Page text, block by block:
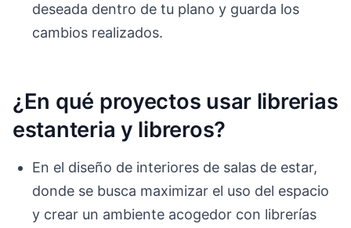
deseada dentro de tu plano y guarda los
cambios realizados.
¿En qué proyectos usar librerias
estanteria y libreros?
En el diseño de interiores de salas de estar,
donde se busca maximizar el uso del espacio
y crear un ambiente acogedor con librerías